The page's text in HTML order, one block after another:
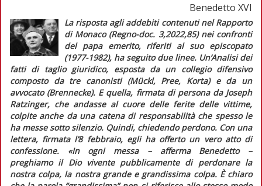
Benedetto XVI
La risposta agli addebiti contenuti nel Rapporto
di Monaco (Regno-doc. 3,2022,85) nei confronti
del papa emerito, riferiti al suo episcopato
(1977-1982), ha seguito due linee. Un’Analisi dei
fattidi taglio giuridico, esposta da un collegio difensivo
composto da tre canonisti (Mückl, Pree, Korta) e da un
avvocato (Brennecke). E quella, firmata di persona da Joseph
Ratzinger, che andasse al cuore delle ferite delle vittime,
colpite anche da una catena di responsabilità che spesso le
ha messe sotto silenzio. Quindi, chiedendo perdono. Con una
lettera, firmata l’8 febbraio, egli ha offerto un vero atto di
confessione. «In ogni messa – afferma Benedetto –
preghiamo il Dio vivente pubblicamente di perdonare la
nostra colpa, la nostra grande e grandissima colpa. È chiaro